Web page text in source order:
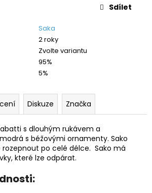
Saka
2 roky
Zvolte variantu
95%
5%
Sdílet
Diskuze Značka
s dlouhým rukávem a
s béžovými ornamenty. Sako
rozepnout po celé délce. Sako má
které lze odpárat.